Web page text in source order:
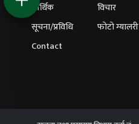
आर्थिक
विचार
सूचना/प्रविधि
फोटो ग्यालरी
Contact